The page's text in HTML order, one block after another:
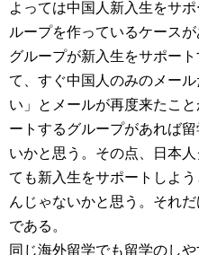
よっては中国人新入生をサ
ループを作っているケース
グループが新入生をサポー
て、すぐ中国人のみのメー
い」とメールが再度来たこ
ートするグループがあれば
いかと思う。その点、日本
ても新入生をサポートしよ
んじゃないかと思う。それ
である。
同じ海外留学でも留学のし